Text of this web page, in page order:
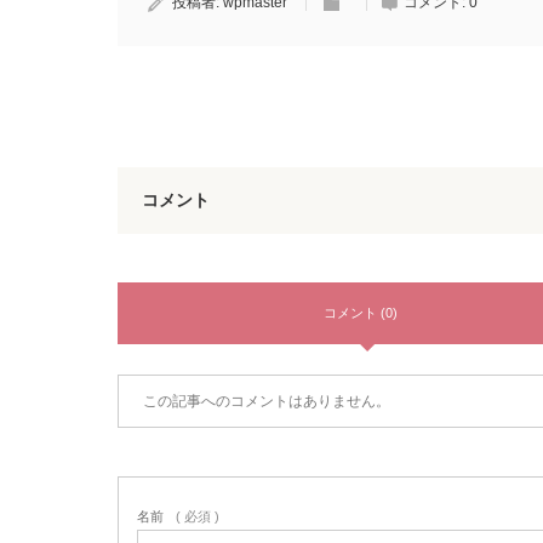
コメント
コメント (0)
この記事へのコメントはありません。
名前 ( 必須 )